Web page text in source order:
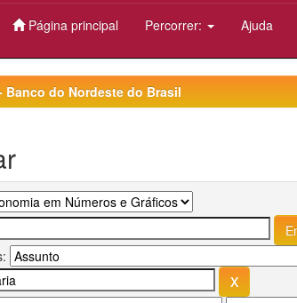
Página principal Percorrer: Ajuda
Banco do Nordeste do Brasil